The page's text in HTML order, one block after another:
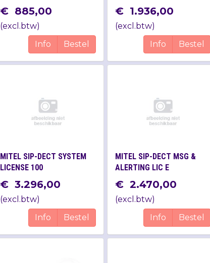
ONE
€ 885,00
(excl.btw)
Info
Bestel
€ 1.936,00
(excl.btw)
Info
Bestel
MITEL SIP-DECT SYSTEM
LICENSE 100
€ 3.296,00
(excl.btw)
Info
Bestel
MITEL SIP-DECT MSG &
ALERTING LIC E
€ 2.470,00
(excl.btw)
Info
Bestel